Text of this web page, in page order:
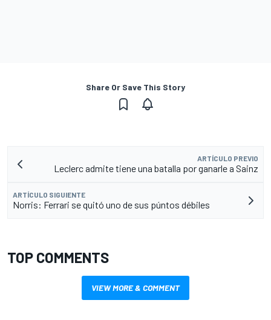
Share Or Save This Story
ARTÍCULO PREVIO
Leclerc admite tiene una batalla por ganarle a Sainz
ARTÍCULO SIGUIENTE
Norris: Ferrari se quitó uno de sus púntos débiles
TOP COMMENTS
VIEW MORE & COMMENT